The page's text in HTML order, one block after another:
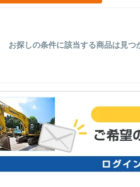
お探しの条件に該当する商品は見つ